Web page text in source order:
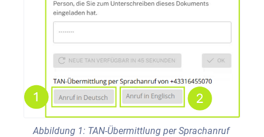
Abbildung 1: TAN-Übermittlung per Sprachanruf